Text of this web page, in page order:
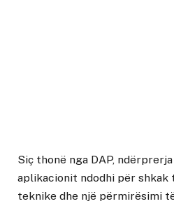
Siç thonë nga DAP,
aplikacionit ndodhi për shkak
teknike dhe një përmirësimi